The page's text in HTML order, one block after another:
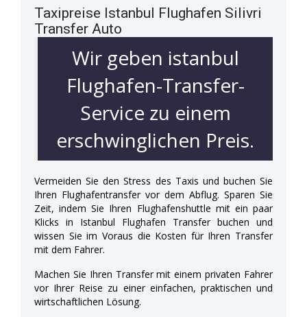
Taxipreise Istanbul Flughafen Silivri
Transfer Auto
Wir geben istanbul
Flughafen-Transfer-
Service zu einem
erschwinglichen Preis.
Vermeiden Sie den Stress des Taxis und buchen Sie
Ihren Flughafentransfer vor dem Abflug. Sparen Sie
Zeit, indem Sie Ihren Flughafenshuttle mit ein paar
Klicks in Istanbul Flughafen Transfer buchen und
wissen Sie im Voraus die Kosten für Ihren Transfer
mit dem Fahrer.
Machen Sie Ihren Transfer mit einem privaten Fahrer
vor Ihrer Reise zu einer einfachen, praktischen und
wirtschaftlichen Lösung.